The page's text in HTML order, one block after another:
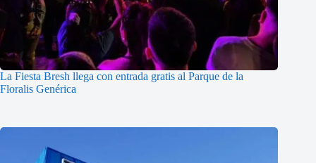
La Fiesta Bresh llega con entrada gratis al Parque de la
Floralis Genérica